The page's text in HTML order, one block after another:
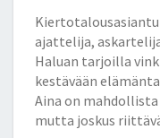
ajattelija,
Haluan tarjoilla
kestävään
Aina on
mutta joskus